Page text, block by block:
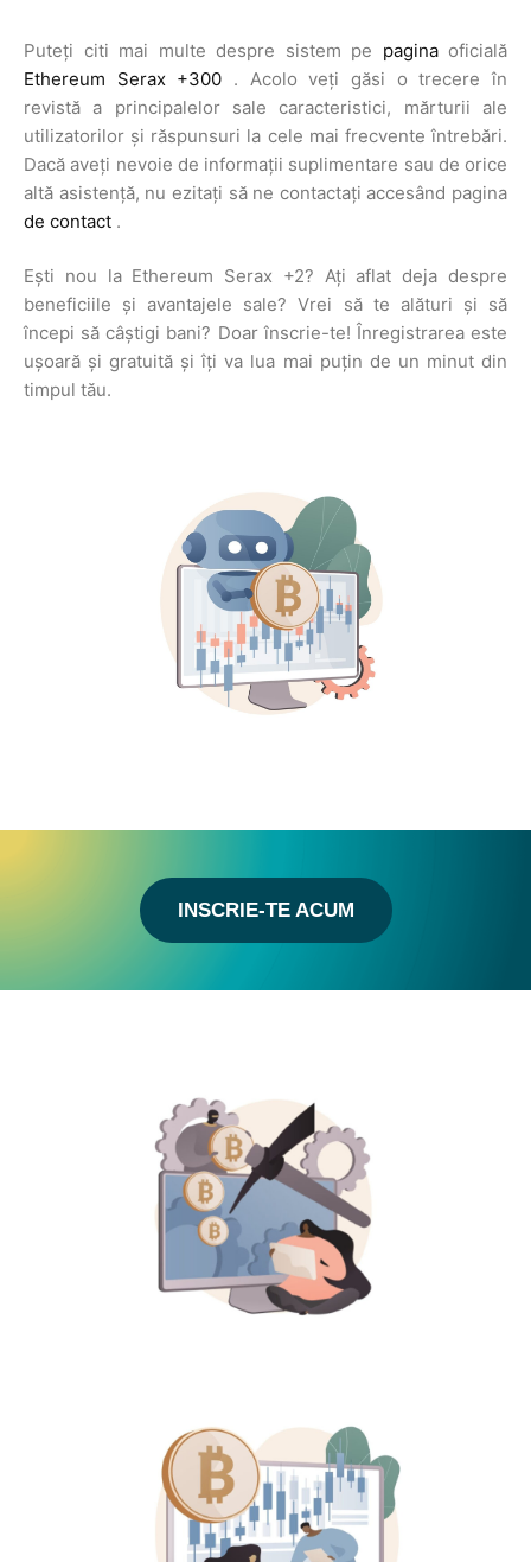
Puteți citi mai multe despre sistem pe paginaoficială
Ethereum Serax +300 . Acolo veți găsi o trecere în
revistă a principalelor sale caracteristici, mărturii ale
utilizatorilor și răspunsuri la cele mai frecvente întrebări.
Dacă aveți nevoie de informații suplimentare sau de orice
altă asistență, nu ezitați să ne contactați accesând pagina
de contact .
Ești nou la Ethereum Serax +2? Ați aflat deja despre
beneficiile și avantajele sale? Vrei să te alături și să
începi să câștigi bani? Doar înscrie-te! Înregistrarea este
ușoară și gratuită și îți va lua mai puțin de un minut din
timpul tău.
INSCRIE-TE ACUM